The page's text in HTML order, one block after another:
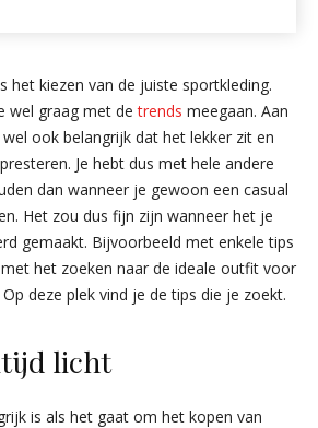
het kiezen van de juiste sportkleding.
wel graag met detrends meegaan. Aan
ook belangrijk dat het lekker zit en
Je hebt dus met hele andere
dan wanneer je gewoon een casual
Het zou dus fijn zijn wanneer het je
gemaakt. Bijvoorbeeld met enkele tips
het zoeken naar de ideale outfit voor
deze plek vind je de tips die je zoekt.
licht
is als het gaat om het kopen van